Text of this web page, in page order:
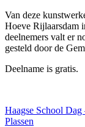
Van deze
Hoeve Rijlaarsdam
deelnemers valt er
gesteld door de
Deelname is gratis.
Haagse School
Plassen